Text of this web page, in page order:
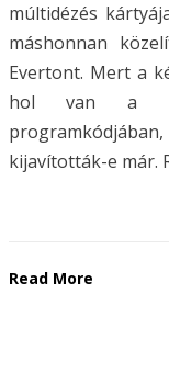
múltidézés
máshonnan
Evertont. Mert a
hol van a
kijavították-e már.
Read More